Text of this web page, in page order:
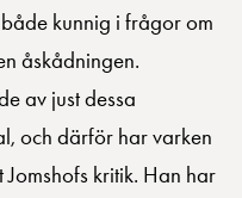
kunnig i frågor om
åskådningen.
av just dessa
och därför har varken
kritik. Han har